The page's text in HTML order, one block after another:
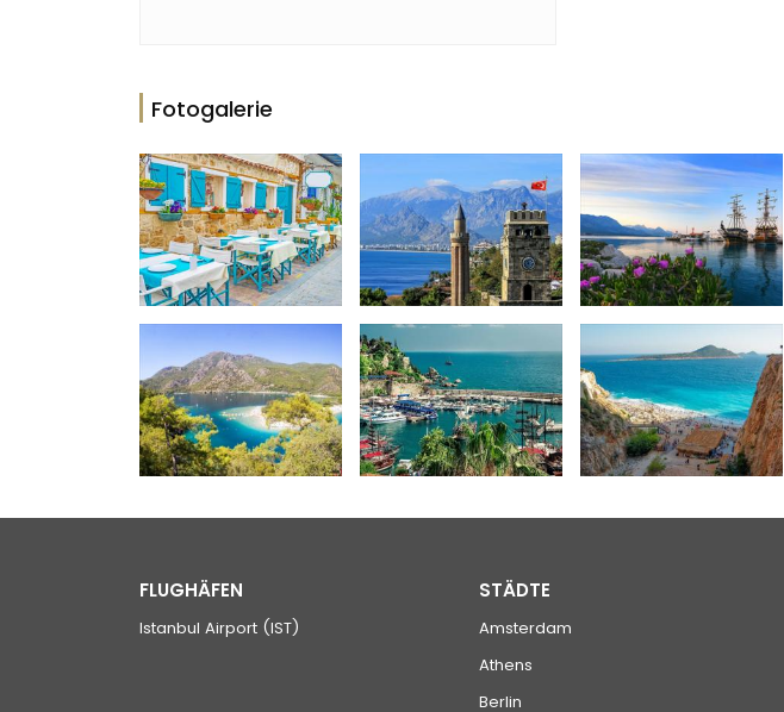
Fotogalerie
FLUGHÄFEN
Istanbul Airport (IST)
STÄDTE
Amsterdam
Athens
Berlin